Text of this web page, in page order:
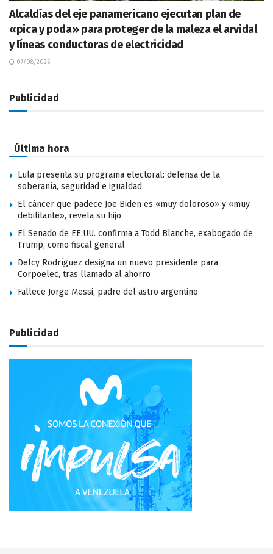
Alcaldías del eje panamericano ejecutan plan de
«pica y poda» para proteger de la maleza el arvidal
y líneas conductoras de electricidad
07/08/2026
Publicidad
Última hora
Lula presenta su programa electoral: defensa de la
soberanía, seguridad e igualdad
El cáncer que padece Joe Biden es «muy doloroso» y «muy
debilitante», revela su hijo
El Senado de EE.UU. confirma a Todd Blanche, exabogado de
Trump, como fiscal general
Delcy Rodríguez designa un nuevo presidente para
Corpoelec, tras llamado al ahorro
Fallece Jorge Messi, padre del astro argentino
Publicidad